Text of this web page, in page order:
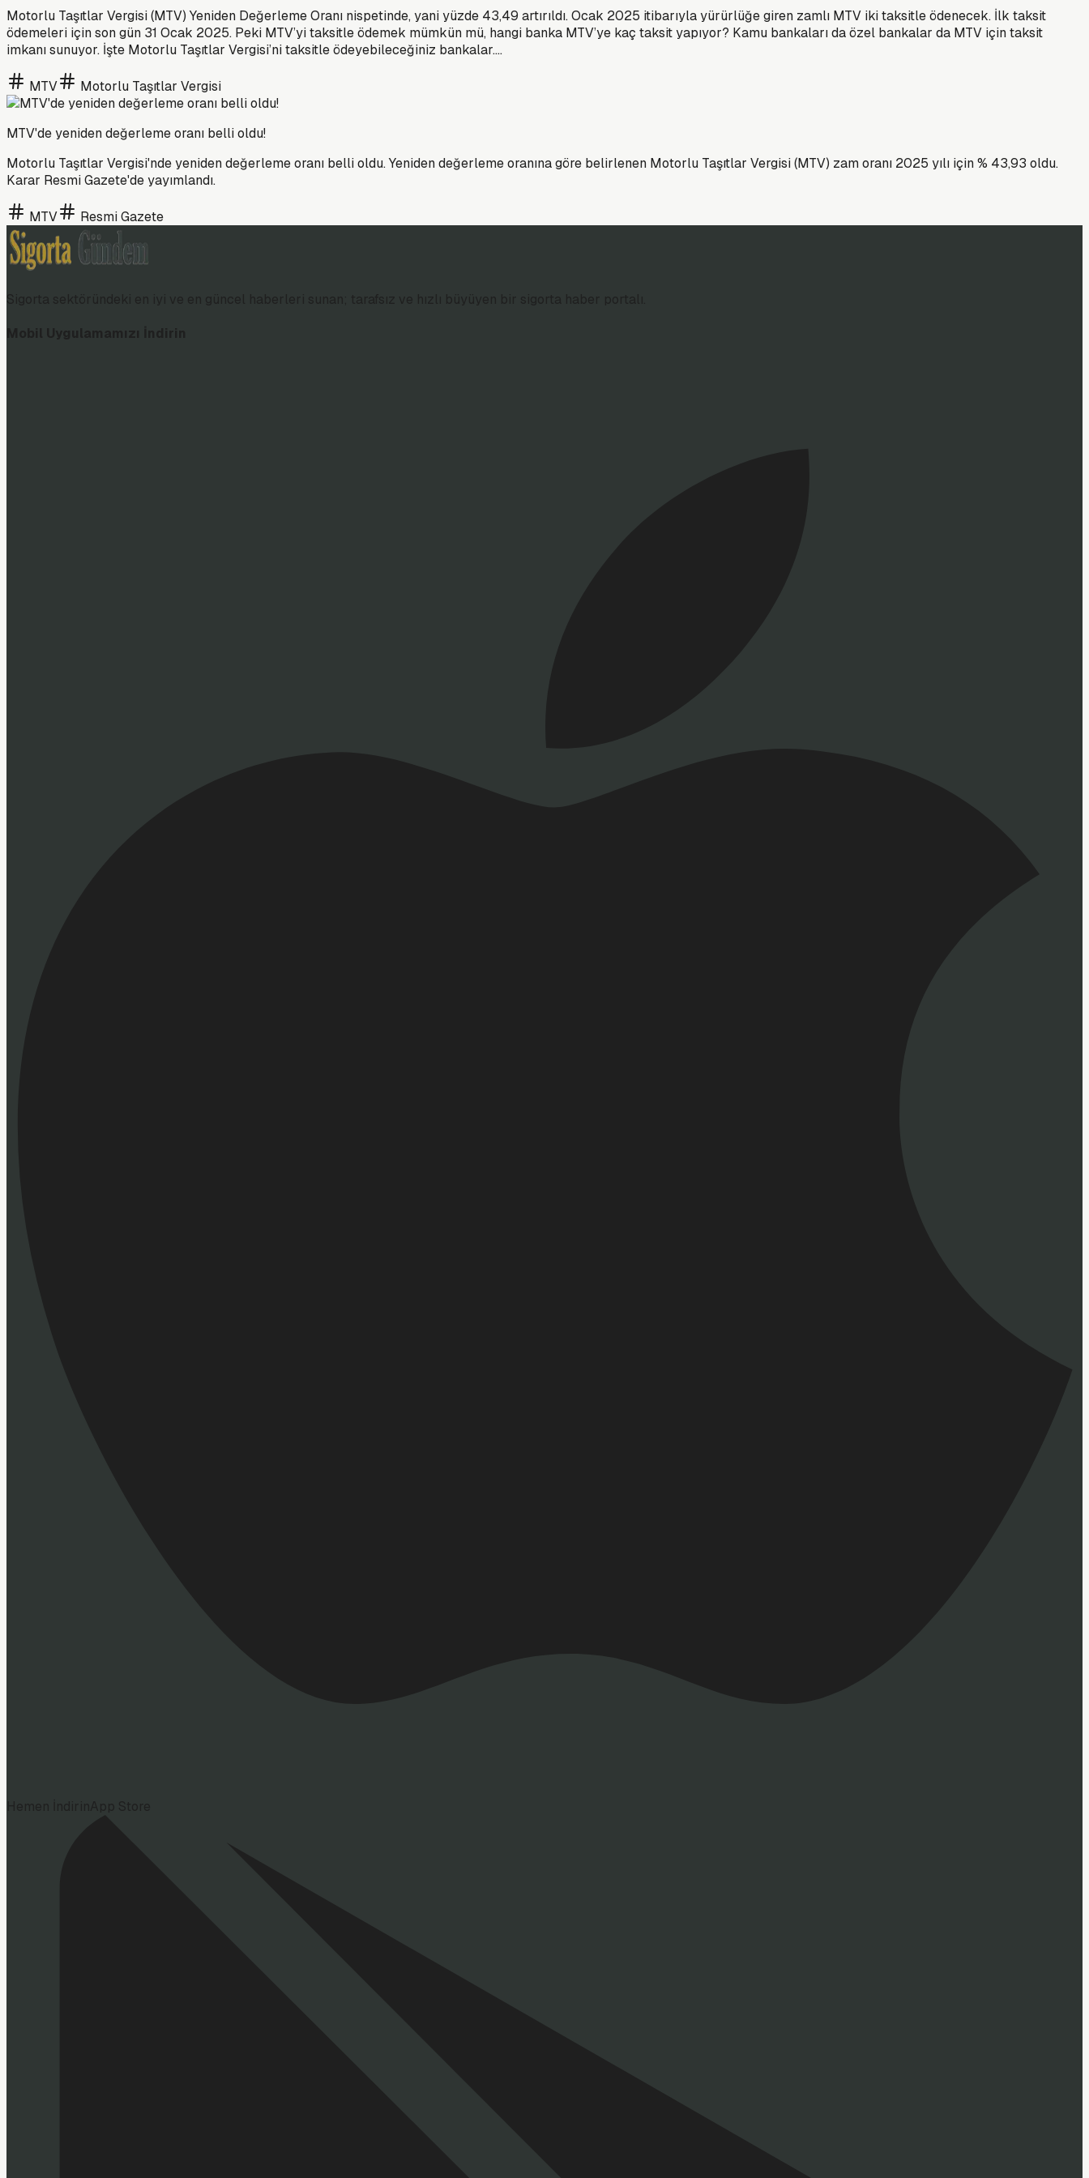
Motorlu Taşıtlar Vergisi (MTV) Yeniden Değerleme Oranı nispetinde, yani yüzde 43,49 artırıldı. Ocak 2025 itibarıyla yürürlüğe giren zamlı MTV iki taksitle ödenecek. İlk taksit
ödemeleri için son gün 31 Ocak 2025. Peki MTV’yi taksitle ödemek mümkün mü, hangi banka MTV’ye kaç taksit yapıyor? Kamu bankaları da özel bankalar da MTV için taksit
imkanı sunuyor. İşte Motorlu Taşıtlar Vergisi’ni taksitle ödeyebileceğiniz bankalar….
MTV Motorlu Taşıtlar Vergisi
MTV'de yeniden değerleme oranı belli oldu!
Motorlu Taşıtlar Vergisi'nde yeniden değerleme oranı belli oldu. Yeniden değerleme oranına göre belirlenen Motorlu Taşıtlar Vergisi (MTV) zam oranı 2025 yılı için % 43,93 oldu.
Karar Resmi Gazete'de yayımlandı.
MTV Resmi Gazete